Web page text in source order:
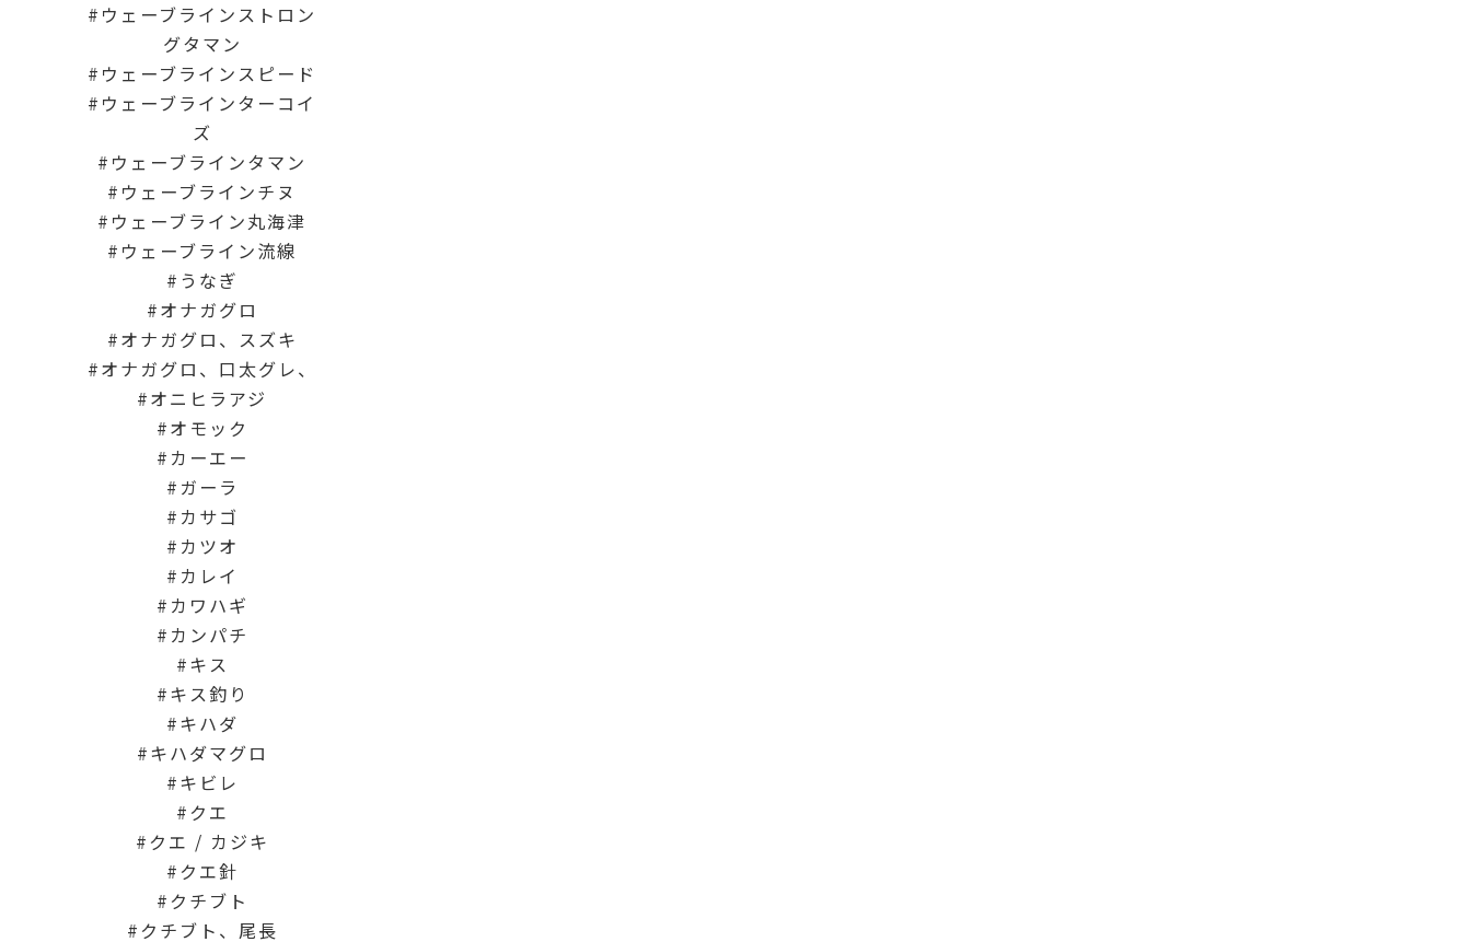
ウェーブラインストロン
グタマン
ウェーブラインスピード
ウェーブラインターコイ
ズ
ウェーブラインタマン
ウェーブラインチヌ
ウェーブライン丸海津
ウェーブライン流線
うなぎ
オナガグロ
オナガグロ、スズキ
オナガグロ、口太グレ、
オニヒラアジ
オモック
カーエー
ガーラ
カサゴ
カツオ
カレイ
カワハギ
カンパチ
キス
キス釣り
キハダ
キハダマグロ
キビレ
クエ
クエ / カジキ
クエ針
クチブト
クチブト、尾長